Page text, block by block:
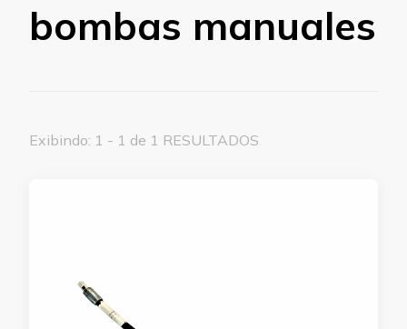
bombas manuales
Exibindo: 1 - 1 de 1 RESULTADOS